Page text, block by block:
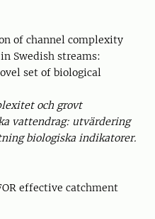
of channel complexity
Swedish streams:
set of biological
och grovt
vattendrag: utvärdering
biologiska indikatorer.
effective catchment